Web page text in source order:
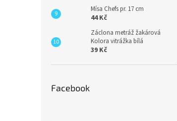
Mísa Chefs pr. 17 cm
44 Kč
Záclona metráž žakárová
Kolora vitrážka bílá
39 Kč
Facebook